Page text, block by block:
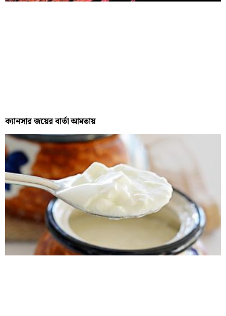
ক্যানসার জয়ের বার্তা আমতায়